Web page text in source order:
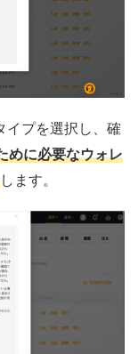
イプを選択し、確
めに必要なウォレ
します。